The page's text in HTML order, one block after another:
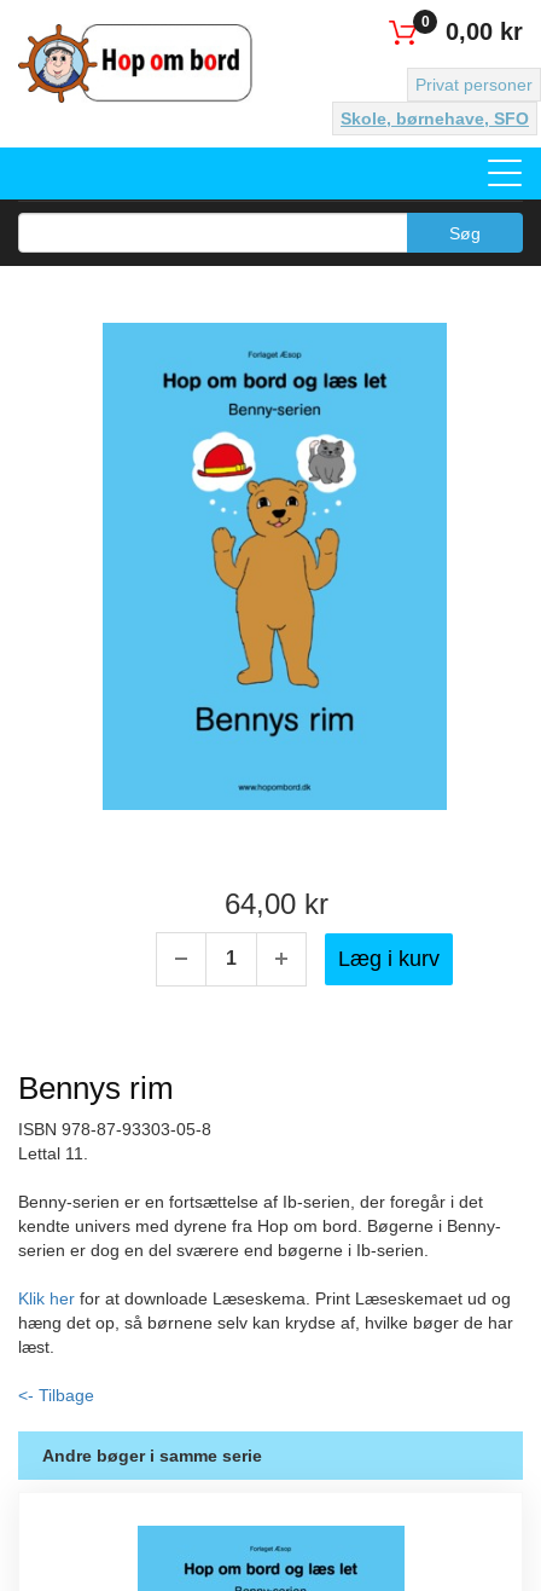
0 0,00 kr
Privat personer
Skole, børnehave, SFO
Søg
64,00 kr
Læg i kurv
Bennys rim
ISBN 978-87-93303-05-8
Lettal 11.
Benny-serien er en fortsættelse af Ib-serien, der foregår i det
kendte univers med dyrene fra Hop om bord. Bøgerne i Benny-
serien er dog en del sværere end bøgerne i Ib-serien.
Klik her for at downloade Læseskema. Print Læseskemaet ud og
hæng det op, så børnene selv kan krydse af, hvilke bøger de har
læst.
<- Tilbage
Andre bøger i samme serie